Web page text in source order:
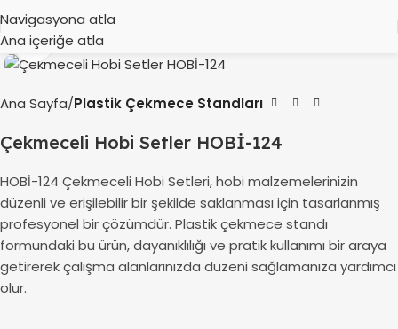
Navigasyona atla
Ana içeriğe atlaBüyütmek için tıklayın
Ana Sayfa Plastik Çekmece Standları
Çekmeceli Hobi Setler HOBİ-124
HOBİ-124 Çekmeceli Hobi Setleri, hobi malzemelerinizin
düzenli ve erişilebilir bir şekilde saklanması için tasarlanmış
profesyonel bir çözümdür. Plastik çekmece standı
formundaki bu ürün, dayanıklılığı ve pratik kullanımı bir araya
getirerek çalışma alanlarınızda düzeni sağlamanıza yardımcı
olur.